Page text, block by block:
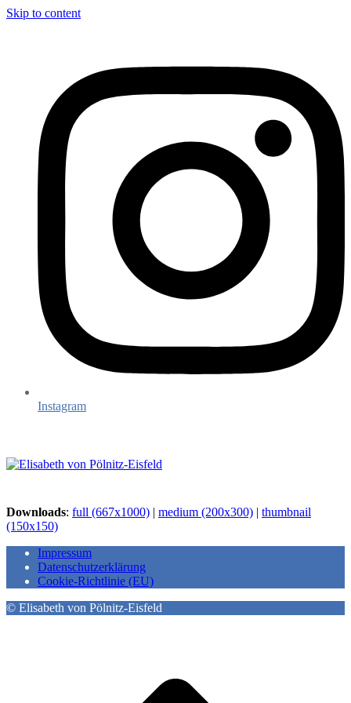
Skip to content
Instagram
Downloads: full (667x1000) | medium (200x300) | thumbnail
(150x150)
Impressum
Datenschutzerklärung
Cookie-Richtlinie (EU)
© Elisabeth von Pölnitz-Eisfeld